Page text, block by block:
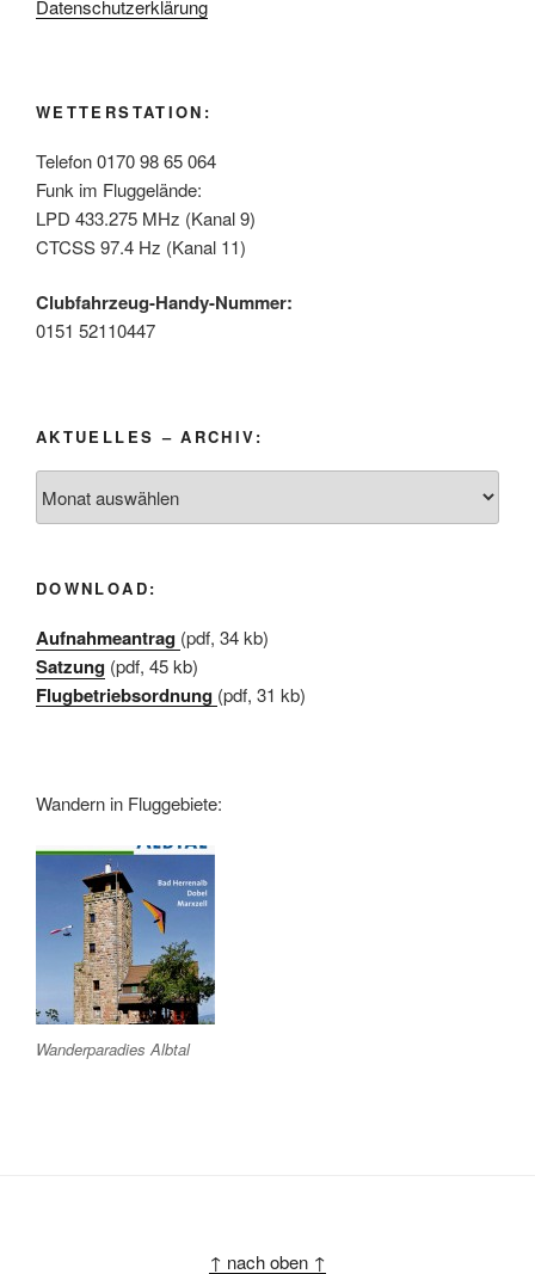
Datenschutzerklärung
WETTERSTATION:
Telefon 0170 98 65 064
Funk im Fluggelände:
LPD 433.275 MHz (Kanal 9)
CTCSS 97.4 Hz (Kanal 11)
Clubfahrzeug-Handy-Nummer:
0151 52110447
AKTUELLES – ARCHIV:
–
DOWNLOAD:
Aufnahmeantrag (pdf, 34 kb)
Satzung (pdf, 45 kb)
Flugbetriebsordnung (pdf, 31 kb)
Wandern in Fluggebiete:
Wanderparadies Albtal
↑ nach oben ↑